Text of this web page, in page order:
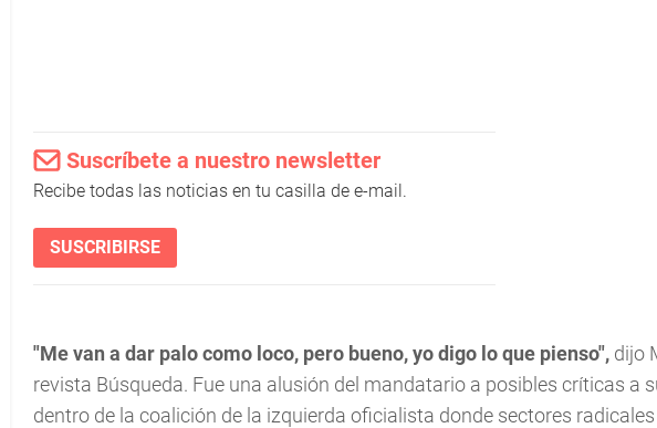
Suscríbete a nuestro newsletter
Recibe todas las noticias en tu casilla de e-mail.
SUSCRIBIRSE
"Me van a dar palo como loco, pero bueno, yo digo lo que pienso", dijo
revista Búsqueda. Fue una alusión del mandatario a posibles críticas a
dentro de la coalición de la izquierda oficialista donde sectores